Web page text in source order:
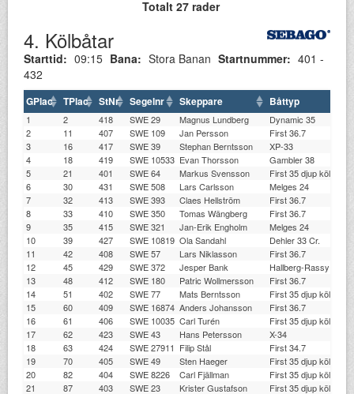
Totalt 27 rader
4. Kölbåtar
Starttid: 09:15 Bana: Stora Banan Startnummer: 401 -
432
GPlac TPlac StNr Segelnr Skeppare Båttyp
1 2 418 SWE 29 Magnus Lundberg
Dynamic 35
2
11 407 SWE 109 Jan Persson
First 36.7
3
16 417 SWE 39 Stephan Berntsson
XP-33
4
18 419 SWE 10533 Evan Thorsson
Gambler 38
5
21 401 SWE 64 Markus Svensson
First 35 djup köl
6
30 431 SWE 508 Lars Carlsson
Melges 24
7
32 413 SWE 393 Claes Hellström
First 36.7
8
33 410 SWE 350 Tomas Wängberg
First 36.7
9
35 415 SWE 321 Jan-Erik Engholm
Melges 24
10
39 427 SWE 10819 Ola Sandahl
Dehler 33 Cr.
11
42 408 SWE 57 Lars Niklasson
First 36.7
12
45 429 SWE 372 Jesper Bank
Hallberg-Rassy 372
13
48 412 SWE 180 Patric Wollmersson
First 36.7
14
51 402 SWE 77 Mats Berntsson
First 35 djup köl
15
60 409 SWE 16874 Anders Johansson
First 36.7
16
61 406 SWE 10035 Carl Turén
First 35 djup köl
17
62 423 SWE 43 Hans Petersson
X-34
18
63 424 SWE 27911 Filip Stål
First 34.7
19
70 405 SWE 49 Sten Haeger
First 35 djup köl
20
82 404 SWE 8226 Carl Fjällman
First 35 djup köl
21
87 403 SWE 23 Krister Gustafson First 35 djup köl